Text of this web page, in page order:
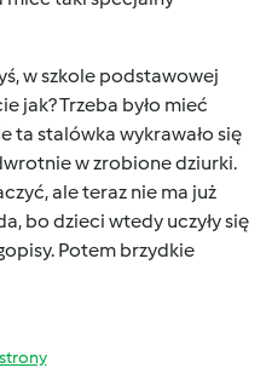
w szkole podstawowej
jak? Trzeba było mieć
ta stalówka wykrawało się
w zrobione dziurki.
ale teraz nie ma już
bo dzieci wtedy uczyły się
Potem brzydkie